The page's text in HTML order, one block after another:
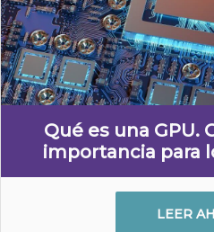
Qué es una GPU.
importancia para
LEER